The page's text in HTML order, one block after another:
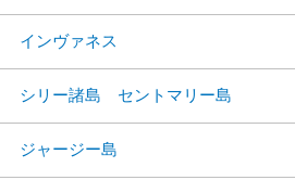
インヴァネス
シリー諸島 セントマリー島
ジャージー島